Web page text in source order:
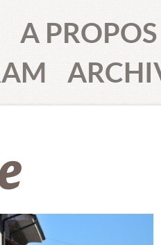
A PROPOS